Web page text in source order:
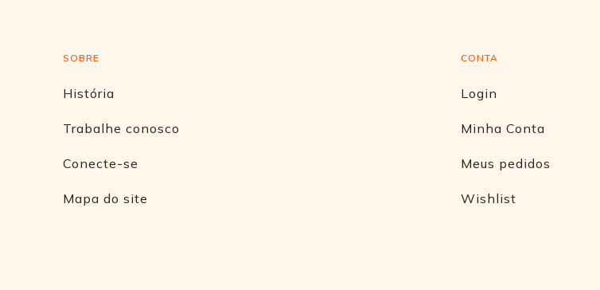
SOBRE
História
Trabalhe conosco
Conecte-se
Mapa do site
CONTA
Login
Minha Conta
Meus pedidos
Wishlist